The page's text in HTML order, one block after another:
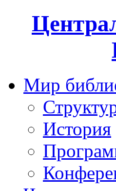
Мир
История